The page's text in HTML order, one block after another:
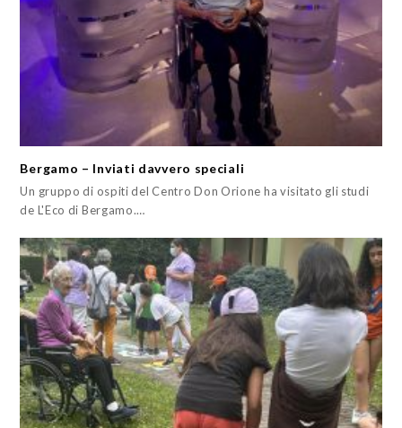
Bergamo – Inviati davvero speciali
Un gruppo di ospiti del Centro Don Orione ha visitato gli studi
de L'Eco di Bergamo.…